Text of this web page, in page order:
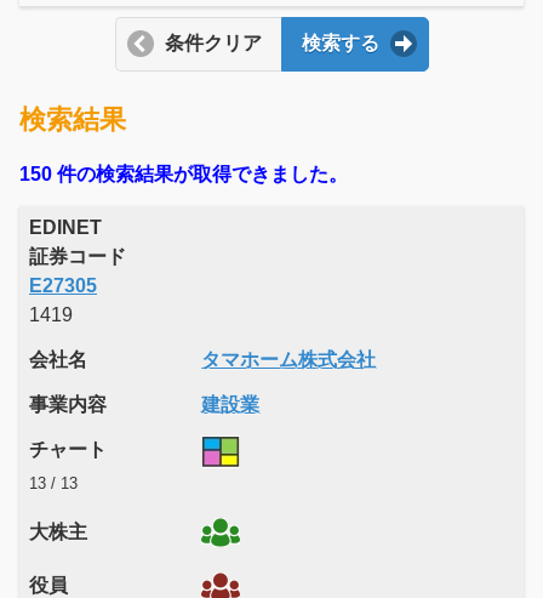
条件クリア 検索する
検索結果
150 件の検索結果が取得できました。
EDINET
証券コード
E27305
1419
会社名 タマホーム株式会社
事業内容 建設業
チャート
13 / 13
大株主
役員